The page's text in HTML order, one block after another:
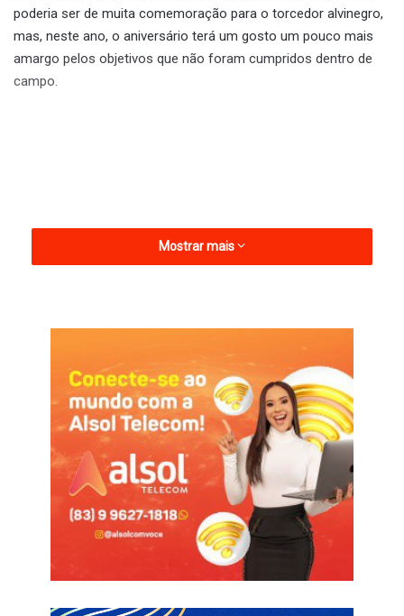
poderia ser de muita comemoração para o torcedor alvinegro,
mas, neste ano, o aniversário terá um gosto um pouco mais
amargo pelos objetivos que não foram cumpridos dentro de
campo.
Fora de campo, o clube galista conseguiu se reorganizar
administrativamente e começou a colocar as contas em dia.
Nas quatro linhas, os resultados que o Treze almejava para a
temporada não foram alcançados. Além da conquista do
Paraibano, a equipe trezeana buscava o acesso à Série de
2025 para ter um calendário recheado para o ano do
Mostrar mais